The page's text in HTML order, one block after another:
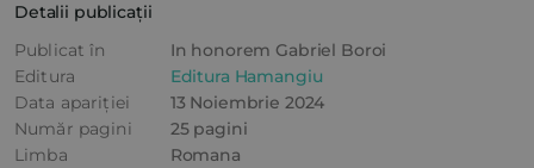
Detalii publicații
Publicat în
In honorem Gabriel Boroi
Editura
Editura Hamangiu
Data apariției
13 Noiembrie 2024
Număr pagini
25 pagini
Limba
Romana